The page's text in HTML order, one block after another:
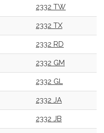
2332 TW
2332 TX
2332 RD
2332 GM
2332 GL
2332 JA
2332 JB